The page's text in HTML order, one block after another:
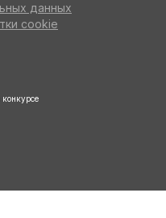
данных
cookie
конкурсе